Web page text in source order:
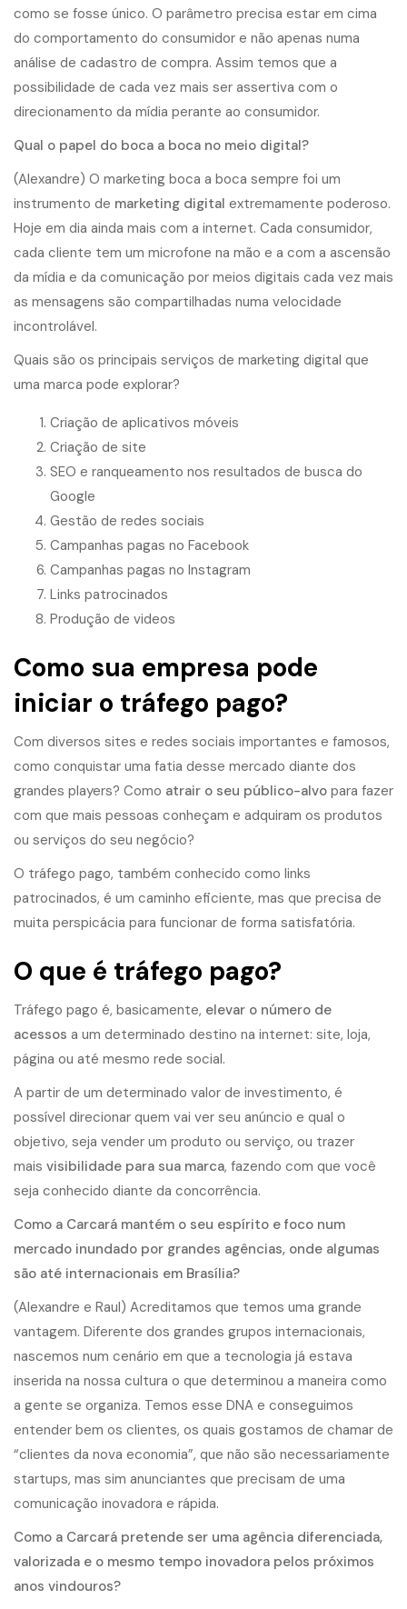
como se fosse único. O parâmetro precisa estar em cima
do comportamento do consumidor e não apenas numa
análise de cadastro de compra. Assim temos que a
possibilidade de cada vez mais ser assertiva com o
direcionamento da mídia perante ao consumidor.
Qual o papel do boca a boca no meio digital?
(Alexandre) O marketing boca a boca sempre foi um
instrumento de marketing digital extremamente poderoso.
Hoje em dia ainda mais com a internet. Cada consumidor,
cada cliente tem um microfone na mão e a com a ascensão
da mídia e da comunicação por meios digitais cada vez mais
as mensagens são compartilhadas numa velocidade
incontrolável.
Quais são os principais serviços de marketing digital que
uma marca pode explorar?
Criação de aplicativos móveis
Criação de site
SEO e ranqueamento nos resultados de busca do
Google
Gestão de redes sociais
Campanhas pagas no Facebook
Campanhas pagas no Instagram
Links patrocinados
Produção de videos
Como sua empresa pode
iniciar o tráfego pago?
Com diversos sites e redes sociais importantes e famosos,
como conquistar uma fatia desse mercado diante dos
grandes players? Como atrair o seu público-alvo para fazer
com que mais pessoas conheçam e adquiram os produtos
ou serviços do seu negócio?
O tráfego pago, também conhecido como links
patrocinados, é um caminho eficiente, mas que precisa de
muita perspicácia para funcionar de forma satisfatória.
O que é tráfego pago?
Tráfego pago é, basicamente, elevar o número de
acessos a um determinado destino na internet: site, loja,
página ou até mesmo rede social.
A partir de um determinado valor de investimento, é
possível direcionar quem vai ver seu anúncio e qual o
objetivo, seja vender um produto ou serviço, ou trazer
mais visibilidade para sua marca, fazendo com que você
seja conhecido diante da concorrência.
Como a Carcará mantém o seu espírito e foco num
mercado inundado por grandes agências, onde algumas
são até internacionais em Brasília?
(Alexandre e Raul) Acreditamos que temos uma grande
vantagem. Diferente dos grandes grupos internacionais,
nascemos num cenário em que a tecnologia já estava
inserida na nossa cultura o que determinou a maneira como
a gente se organiza. Temos esse DNA e conseguimos
entender bem os clientes, os quais gostamos de chamar de
“clientes da nova economia”, que não são necessariamente
startups, mas sim anunciantes que precisam de uma
comunicação inovadora e rápida.
Como a Carcará pretende ser uma agência diferenciada,
valorizada e o mesmo tempo inovadora pelos próximos
anos vindouros?